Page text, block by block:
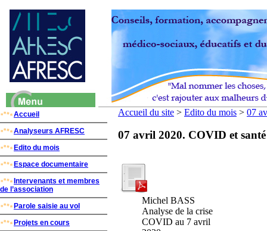
Accueil
Analyseurs AFRESC
Edito du mois
Espace documentaire
Intervenants et membres
de l’association
Parole saisie au vol
Projets en cours
Accueil du site > Edito du mois > 07
07 avril 2020. COVID et
Michel BASS
Analyse de la crise
COVID au 7 avril